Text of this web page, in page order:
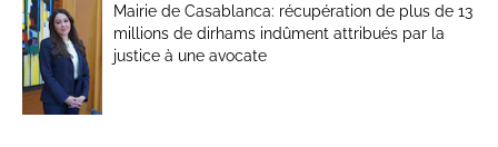
Mairie de Casablanca: récupération de plus de 13
millions de dirhams indûment attribués par la
justice à une avocate